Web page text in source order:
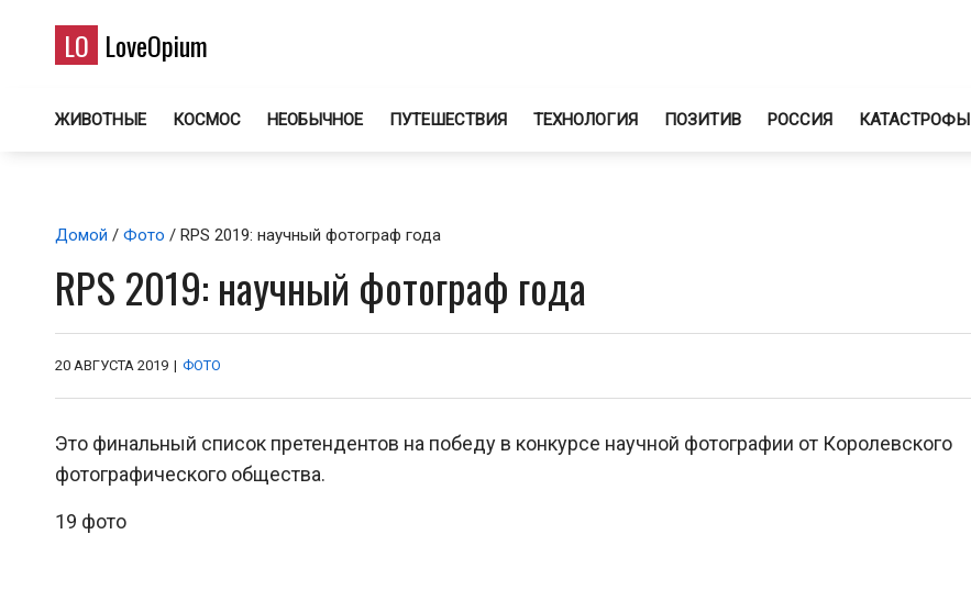
LO LoveOpium
ЖИВОТНЫЕ КОСМОС НЕОБЫЧНОЕ ПУТЕШЕСТВИЯ ТЕХНОЛОГИЯ ПОЗИТИВ РОССИЯ КАТАСТРОФЫ
Домой / Фото / RPS 2019: научный фотограф года
RPS 2019: научный фотограф года
20 АВГУСТА 2019 | ФОТО
Это финальный список претендентов на победу в конкурсе научной фотографии от Королевского
фотографического общества.
19 фото